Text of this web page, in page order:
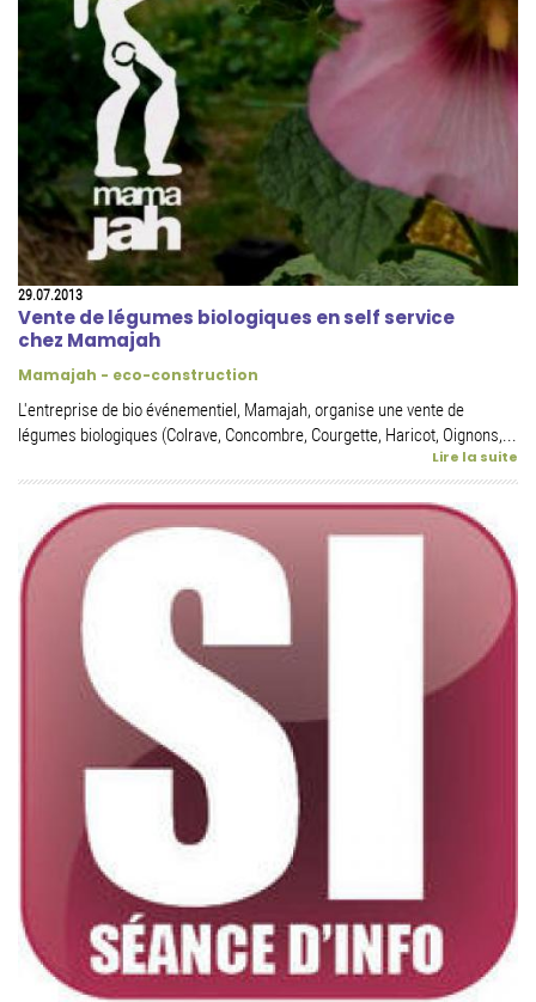
29.07.2013
Vente de légumes biologiques en self service
chez Mamajah
Mamajah - eco-construction
L'entreprise de bio événementiel, Mamajah, organise une vente de
légumes biologiques (Colrave, Concombre, Courgette, Haricot, Oignons,...
Lire la suite